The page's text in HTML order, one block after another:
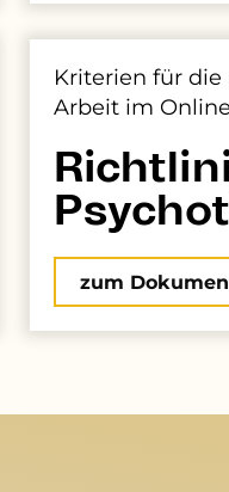
Kriterien für
Arbeit im
zum